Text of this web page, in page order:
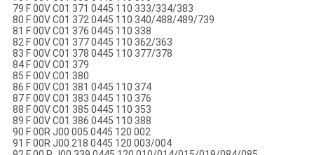
79 F 00V C01 371 0445 110 333/334/383
80 F 00V C01 372 0445 110 340/488/489/739
81 F 00V C01 376 0445 110 338
82 F 00V C01 377 0445 110 362/363
83 F 00V C01 378 0445 110 377/378
84 F 00V C01 379
85 F 00V C01 380
86 F 00V C01 381 0445 110 374
87 F 00V C01 383 0445 110 376
88 F 00V C01 385 0445 110 353
89 F 00V C01 386 0445 110 388
90 F 00R J00 005 0445 120 002
91 F 00R J00 218 0445 120 003/004